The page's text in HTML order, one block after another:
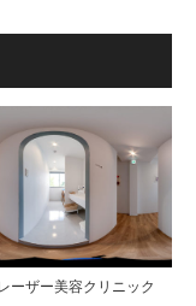
ーザー美容クリニック